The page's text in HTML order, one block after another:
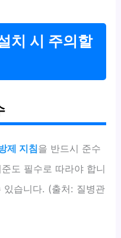
치 시 주의할
제 지침을 반드시 준수
도 필수로 따라야 합니
있습니다. (출처: 질병관